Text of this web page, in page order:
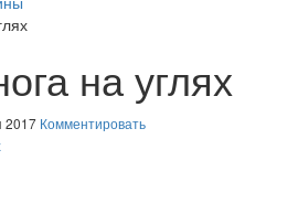
на углях
2017 Комментировать